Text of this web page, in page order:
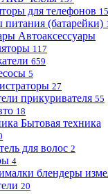
для телефонов
(батарейки)
Автоаксессуары
117
659
5
27
прикуривателя 55
18
Бытовая техника
для волос 2
4
блендеры
20